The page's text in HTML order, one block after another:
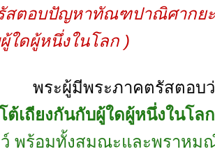
สตอบปัญหาทัณฑปาณิศากยะ
ใดผู้หนึ่งในโลก )
ะผู้มีพระภาคตรัสตอบ
ต้เถียงกันกับผู้ใดผู้หนึ่งในโลก
พร้อมทั้งสมณะและพราหม